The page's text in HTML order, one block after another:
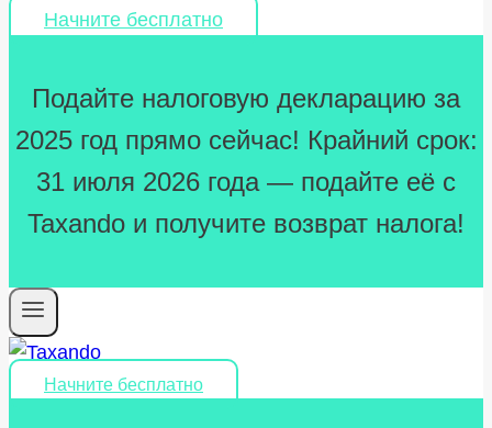
Начните бесплатно
Подайте налоговую декларацию за
2025 год прямо сейчас! Крайний срок:
31 июля 2026 года — подайте её с
Taxando и получите возврат налога!
Начните бесплатно